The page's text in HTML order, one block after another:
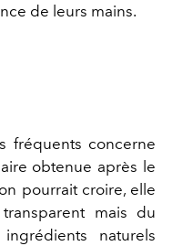
de leurs mains.
fréquents concerne
obtenue après le
pourrait croire, elle
mais du
naturels